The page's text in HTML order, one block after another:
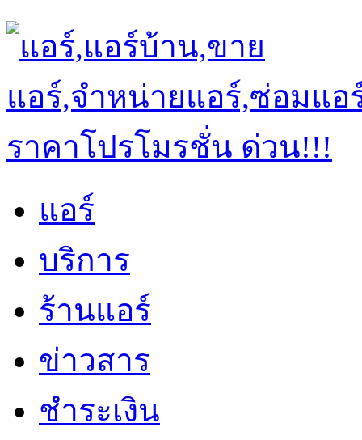
แอร์
บริการ
ร้านแอร์
ข่าวสาร
ชำระเงิน